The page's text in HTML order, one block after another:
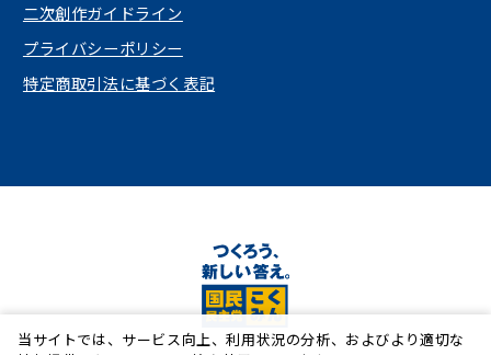
二次創作ガイドライン
プライバシーポリシー
特定商取引法に基づく表記
当サイトでは、サービス向上、利用状況の分析、およびより適切な